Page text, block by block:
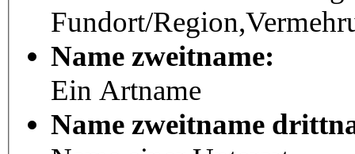
Fundort/
Name zweitname:
Ein Artname
Name zweitname